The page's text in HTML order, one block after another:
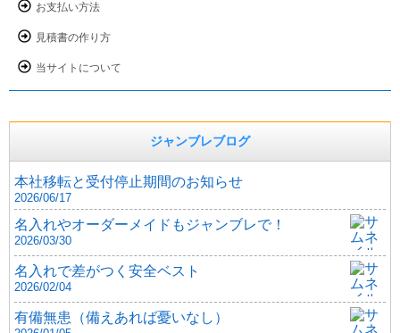
お支払い方法
見積書の作り方
当サイトについて
ジャンブレブログ
本社移転と受付停止期間のお知らせ
2026/06/17
名入れやオーダーメイドもジャンブレで！
2026/03/30
名入れで差がつく安全ベスト
2026/02/04
有備無患（備えあれば憂いなし）